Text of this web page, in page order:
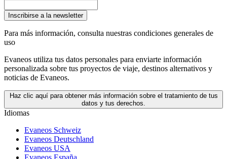
Inscribirse a la newsletter
Para más información, consulta nuestras condiciones generales de
uso
Evaneos utiliza tus datos personales para enviarte información
personalizada sobre tus proyectos de viaje, destinos alternativos y
noticias de Evaneos.
Haz clic aquí para obtener más información sobre el tratamiento de tus
datos y tus derechos.
Idiomas
Evaneos Schweiz
Evaneos Deutschland
Evaneos USA